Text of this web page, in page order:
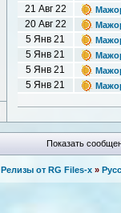
21 Авг 22
20 Авг 22
5 Янв 21
5 Янв 21
5 Янв 21
5 Янв 21
Показать
Релизы от RG Files-x »